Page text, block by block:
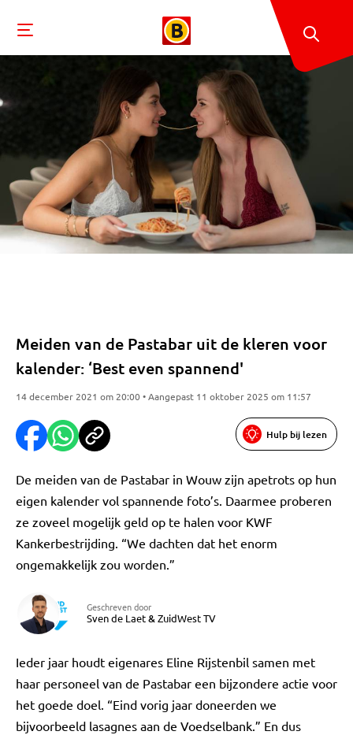
Meiden van de Pastabar uit de kleren voor
kalender: ‘Best even spannend'
14 december 2021 om 20:00 • Aangepast 11 oktober 2025 om 11:57
Hulp bij lezen
De meiden van de Pastabar in Wouw zijn apetrots op hun
eigen kalender vol spannende foto’s. Daarmee proberen
ze zoveel mogelijk geld op te halen voor KWF
Kankerbestrijding. “We dachten dat het enorm
ongemakkelijk zou worden.”
Geschreven door
Sven de Laet&ZuidWest TV
Ieder jaar houdt eigenares Eline Rijstenbil samen met
haar personeel van de Pastabar een bijzondere actie voor
het goede doel. “Eind vorig jaar doneerden we
bijvoorbeeld lasagnes aan de Voedselbank.” En dus